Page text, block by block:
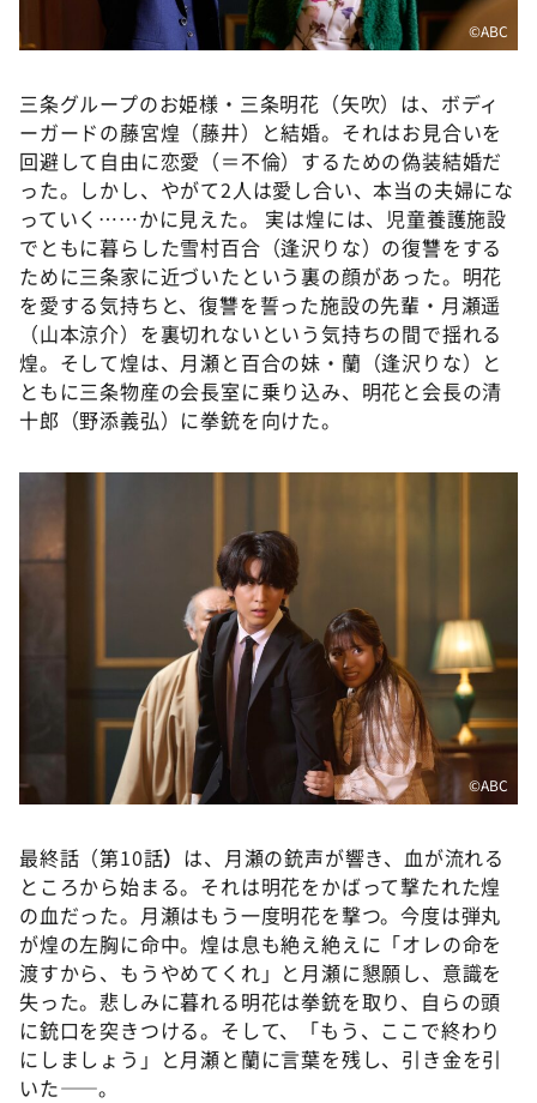
アナ回覧板
©️ABC
三条グループのお姫様・三条明花（矢吹）は、ボディ
ーガードの藤宮煌（藤井）と結婚。それはお見合いを
回避して自由に恋愛（＝不倫）するための偽装結婚だ
った。しかし、やがて2人は愛し合い、本当の夫婦にな
っていく……かに見えた。 実は煌には、児童養護施設
でともに暮らした雪村百合（逢沢りな）の復讐をする
ために三条家に近づいたという裏の顔があった。明花
を愛する気持ちと、復讐を誓った施設の先輩・月瀬遥
（山本涼介）を裏切れないという気持ちの間で揺れる
煌。そして煌は、月瀬と百合の妹・蘭（逢沢りな）と
ともに三条物産の会長室に乗り込み、明花と会長の清
十郎（野添義弘）に拳銃を向けた。
©️ABC
最終話（第10話） は、月瀬の銃声が響き、血が流れる
ところから始まる。それは明花をかばって撃たれた煌
の血だった。月瀬はもう一度明花を撃つ。今度は弾丸
が煌の左胸に命中。煌は息も絶え絶えに「オレの命を
渡すから、もうやめてくれ」と月瀬に懇願し、意識を
失った。悲しみに暮れる明花は拳銃を取り、自らの頭
に銃口を突きつける。そして、「もう、ここで終わり
にしましょう」と月瀬と蘭に言葉を残し、引き金を引
いた——。